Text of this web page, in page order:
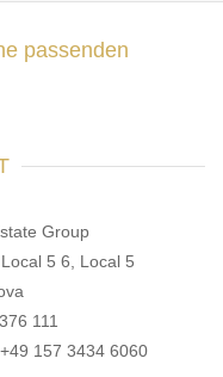
passenden
Group
5 6, Local 5
111
157 3434 6060